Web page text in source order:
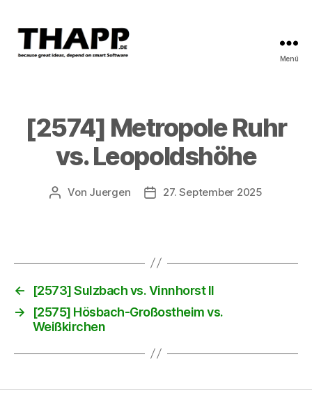
Menü
[2574] Metropole Ruhr
vs. Leopoldshöhe
Beitragsautor
Von Juergen Beitragsdatum
27. September 2025
←
[2573] Sulzbach vs. Vinnhorst II
→
[2575] Hösbach-Großostheim vs.
Weißkirchen